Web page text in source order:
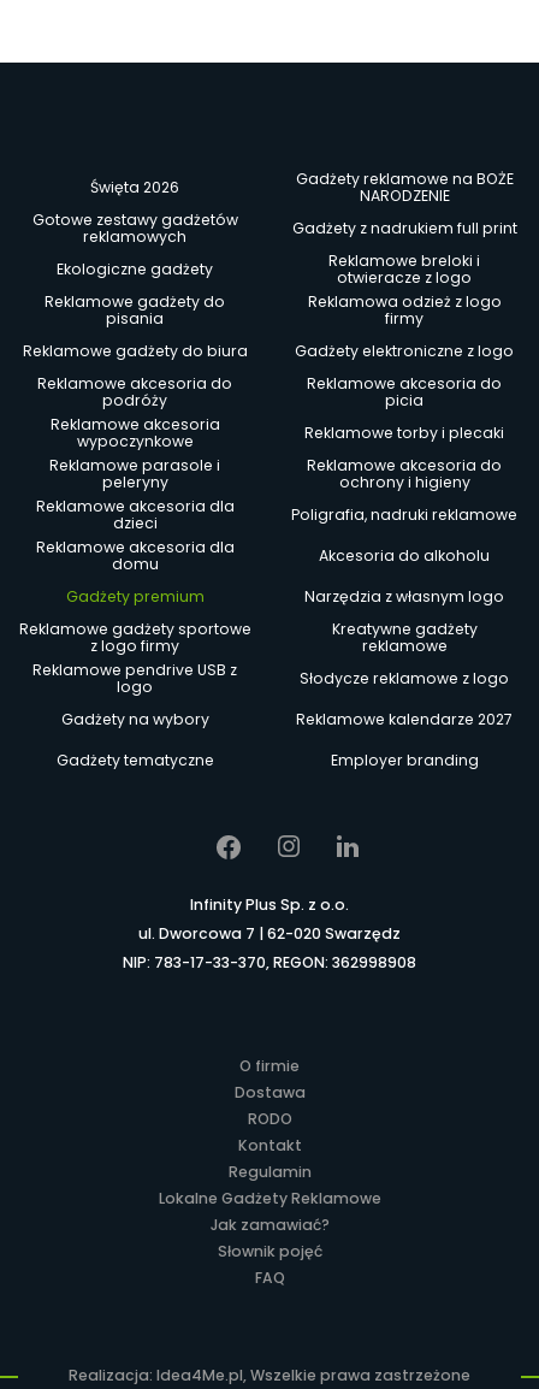
Święta 2026
Gadżety reklamowe na BOŻE
NARODZENIE
Gotowe zestawy gadżetów
reklamowych
Gadżety z nadrukiem full print
Ekologiczne gadżety
Reklamowe breloki i
otwieracze z logo
Reklamowe gadżety do
pisania
Reklamowa odzież z logo
firmy
Reklamowe gadżety do biura
Gadżety elektroniczne z logo
Reklamowe akcesoria do
podróży
Reklamowe akcesoria do
picia
Reklamowe akcesoria
wypoczynkowe
Reklamowe torby i plecaki
Reklamowe parasole i
peleryny
Reklamowe akcesoria do
ochrony i higieny
Reklamowe akcesoria dla
dzieci
Poligrafia, nadruki reklamowe
Reklamowe akcesoria dla
domu
Akcesoria do alkoholu
Gadżety premium
Narzędzia z własnym logo
Reklamowe gadżety sportowe
z logo firmy
Kreatywne gadżety
reklamowe
Reklamowe pendrive USB z
logo
Słodycze reklamowe z logo
Gadżety na wybory
Reklamowe kalendarze 2027
Gadżety tematyczne
Employer branding
Infinity Plus Sp. z o.o.
ul. Dworcowa 7 | 62-020 Swarzędz
NIP: 783-17-33-370, REGON: 362998908
O firmie
Dostawa
RODO
Kontakt
Regulamin
Lokalne Gadżety Reklamowe
Jak zamawiać?
Słownik pojęć
FAQ
Realizacja: Idea4Me.pl, Wszelkie prawa zastrzeżone